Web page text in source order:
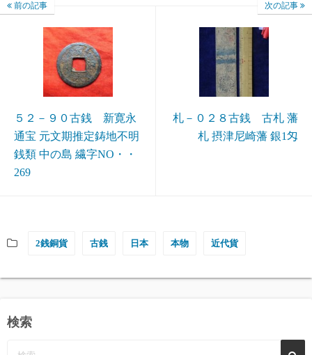
前の記事
５２－９０古銭 新寛永
通宝 元文期推定鋳地不明
銭類 中の島 繊字NO・・
269
次の記事
札－０２８古銭 古札 藩
札 摂津尼崎藩 銀1匁
2銭銅貨 古銭 日本 本物 近代貨
検索